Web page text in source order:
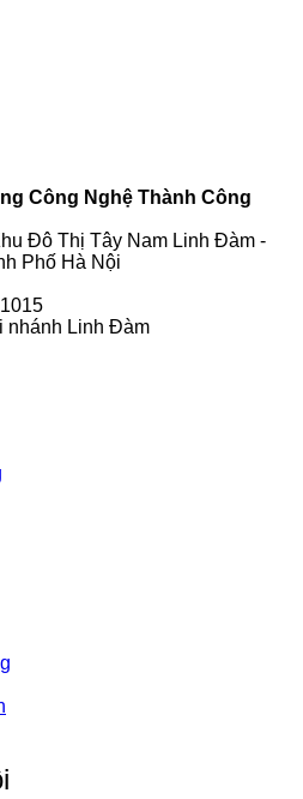
Công Nghệ Thành Công
Đô Thị Tây Nam Linh Đàm -
Phố Hà Nội
nhánh Linh Đàm